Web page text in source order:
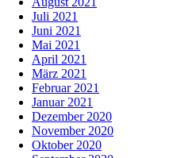
Juli 2021
Juni 2021
Mai 2021
April 2021
März 2021
Februar 2021
Januar 2021
Dezember 2020
November 2020
Oktober 2020